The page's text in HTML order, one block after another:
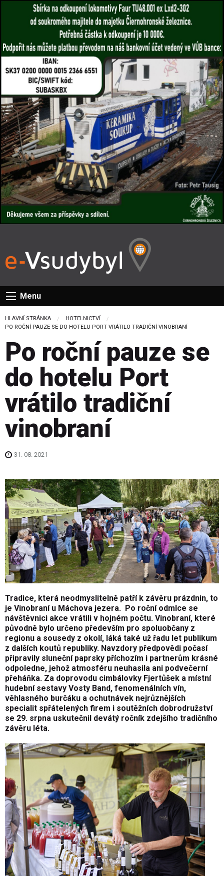
Menu
HLAVNÍ STRÁNKA
HOTELNICTVÍ
CURRENT:
PO ROČNÍ PAUZE SE DO HOTELU PORT VRÁTILO TRADIČNÍ VINOBRANÍ
Po roční pauze se
do hotelu Port
vrátilo tradiční
vinobraní
31. 08. 2021
Tradice, která neodmyslitelně patří k závěru prázdnin, to
je Vinobraní u Máchova jezera. Po roční odmlce se
návštěvnici akce vrátili v hojném počtu. Vinobraní, které
původně bylo určeno především pro spoluobčany z
regionu a sousedy z okolí, láká také už řadu let publikum
z dalších koutů republiky. Navzdory předpovědi počasí
připravily sluneční paprsky příchozím i partnerům krásné
odpoledne, jehož atmosféru neuhasila ani podvečerní
přeháňka. Za doprovodu cimbálovky Fjertůšek a místní
hudební sestavy Vosty Band, fenomenálních vín,
věhlasného burčáku a ochutnávek nejrůznějších
specialit spřátelených firem i soutěžních dobrodružství
se 29. srpna uskutečnil devátý ročník zdejšího tradičního
závěru léta.